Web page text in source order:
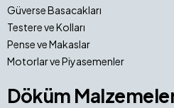
Güverse Basacakları
Testere ve Kolları
Pense ve Makaslar
Motorlar ve Piyasemenler
Döküm